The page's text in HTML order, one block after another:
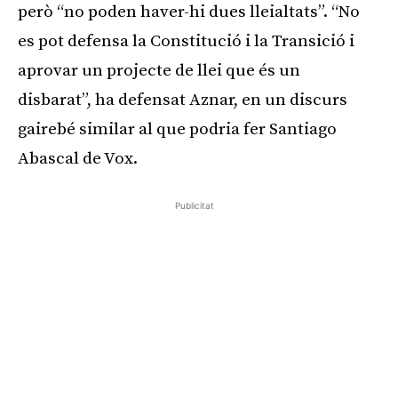
però “no poden haver-hi dues lleialtats”. “No
es pot defensa la Constitució i la Transició i
aprovar un projecte de llei que és un
disbarat”, ha defensat Aznar, en un discurs
gairebé similar al que podria fer Santiago
Abascal de Vox.
Publicitat